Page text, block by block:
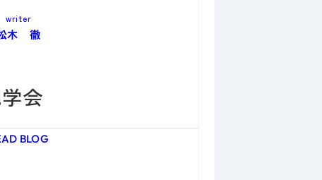
会
writer
木 徹
BLOG